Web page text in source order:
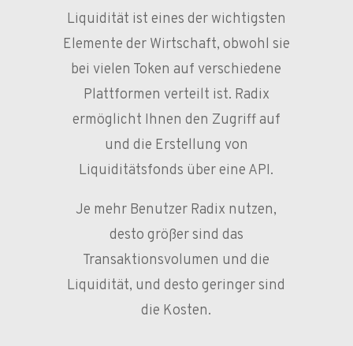
Liquidität ist eines der wichtigsten
Elemente der Wirtschaft, obwohl sie
bei vielen Token auf verschiedene
Plattformen verteilt ist. Radix
ermöglicht Ihnen den Zugriff auf
und die Erstellung von
Liquiditätsfonds über eine API.
Je mehr Benutzer Radix nutzen,
desto größer sind das
Transaktionsvolumen und die
Liquidität, und desto geringer sind
die Kosten.